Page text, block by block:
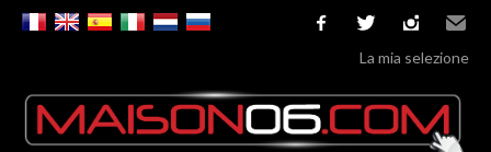
facebooktwitterinstagram
Email
La mia selezione